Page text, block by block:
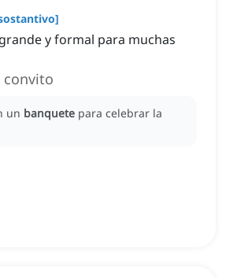
]
y formal para muchas
un banquete para celebrar la